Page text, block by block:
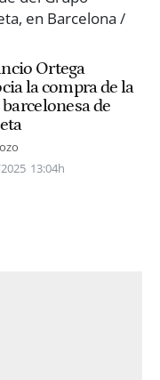
Ortega
la compra de la
barcelonesa de
13:04h